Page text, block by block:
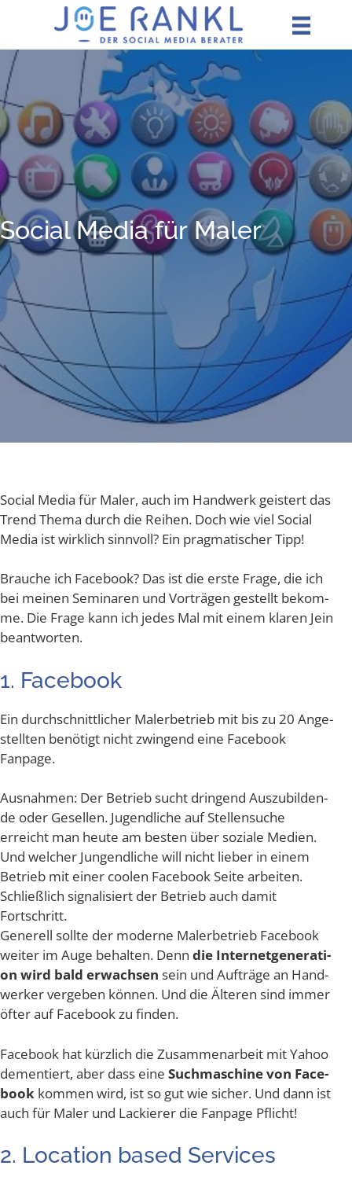
springen
Social Media für Maler
Social Media für Maler, auch im Hand­werk geis­tert das
Trend The­ma durch die Rei­hen. Doch wie viel Social
Media ist wirk­lich sinn­voll? Ein prag­ma­ti­scher Tipp!
Brau­che ich Face­book? Das ist die ers­te Fra­ge, die ich
bei mei­nen Semi­na­ren und Vor­trä­gen gestellt bekom­
me. Die Fra­ge kann ich jedes Mal mit einem kla­ren Jein
beantworten.
1. Face­book
Ein durch­schnitt­li­cher Maler­be­trieb mit bis zu 20 Ange­
stell­ten benö­tigt nicht zwin­gend eine Face­book
Fanpage.
Aus­nah­men: Der Betrieb sucht drin­gend Aus­zu­bil­den­
de oder Gesel­len. Jugend­li­che auf Stel­len­su­che
erreicht man heu­te am bes­ten über sozia­le Medi­en.
Und wel­cher Jun­gen­d­li­che will nicht lie­ber in einem
Betrieb mit einer coo­len Face­book Sei­te arbei­ten.
Schließ­lich signa­li­siert der Betrieb auch damit
Fortschritt.
Gene­rell soll­te der moder­ne Maler­be­trieb Face­book
wei­ter im Auge behal­ten. Denn die Inter­net­ge­ne­ra­ti­
on wird bald erwach­sen sein und Auf­trä­ge an Hand­
wer­ker ver­ge­ben kön­nen. Und die Älte­ren sind immer
öfter auf Face­book zu finden.
Face­book hat kürz­lich die Zusam­men­ar­beit mit Yahoo
demen­tiert, aber dass eine Such­ma­schi­ne von Face­
book kom­men wird, ist so gut wie sicher. Und dann ist
auch für Maler und Lackie­rer die Fan­page Pflicht!
2. Loca­ti­on based Services